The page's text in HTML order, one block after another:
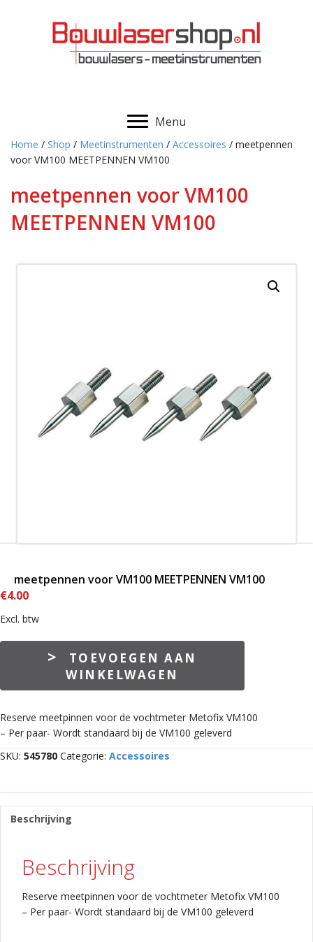
Menu
Home / Shop / Meetinstrumenten / Accessoires / meetpennen
voor VM100 MEETPENNEN VM100
meetpennen voor VM100
MEETPENNEN VM100
meetpennen voor VM100 MEETPENNEN VM100
€4.00
Excl. btw
meetpennen
MEETPENNEN
aantal
TOEVOEGEN AAN
WINKELWAGEN
Reserve meetpinnen voor de vochtmeter Metofix VM100
– Per paar- Wordt standaard bij de VM100 geleverd
SKU: 545780 Categorie: Accessoires
Beschrijving
Beschrijving
Reserve meetpinnen voor de vochtmeter Metofix VM100
– Per paar- Wordt standaard bij de VM100 geleverd